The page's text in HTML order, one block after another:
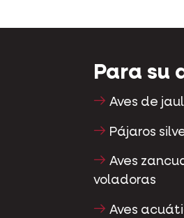
Para su
Aves
Pájaros
Aves
voladoras
Aves